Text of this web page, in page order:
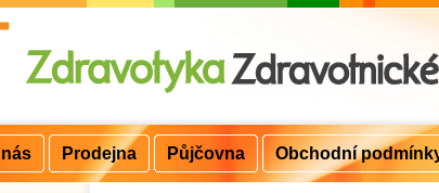
Prodejna Půjčovna Obchodní